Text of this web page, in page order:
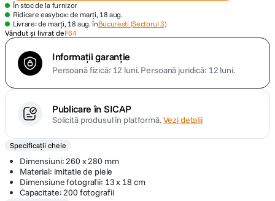
7. card memorie
dji mic mini
9 . dji osmo
În stoc de la furnizor
Ridicare easybox: de marți, 18 aug.
Livrare: de marți, 18 aug. înBucuresti (Sectorul 3)
Vândut și livrat deF64
Informații garanție
Persoană fizică: 12 luni.Persoană juridică: 12 luni.
Publicare în SICAP
Solicită produsul în platformă.Vezi detalii
Specificații cheie
Dimensiuni: 260 x 280 mm
Material: imitatie de piele
Dimensiune fotografii: 13 x 18 cm
Capacitate: 200 fotografii